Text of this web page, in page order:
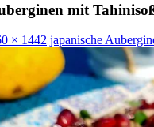
mit
× 1442 japanische